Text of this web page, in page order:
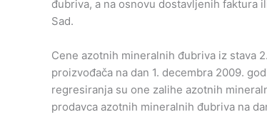
đubriva, a na osnovu dostavljenih faktura
Sad.
Cene azotnih mineralnih đubriva iz stava
proizvođača na dan 1. decembra 2009.
regresiranja su one zalihe azotnih
prodavca azotnih mineralnih đubriva na